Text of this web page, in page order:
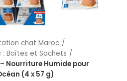
chat Maroc
: Boîtes et Sachets
Nourriture Humide pour
(4 x 57 g)